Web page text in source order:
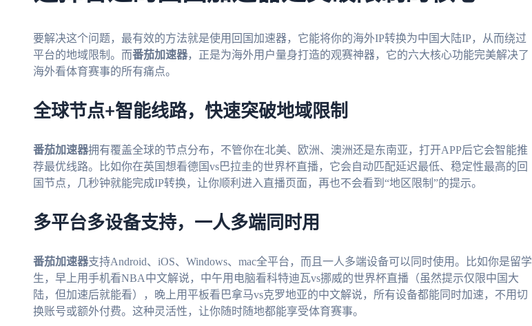
要解决这个问题，最有效的方法就是使用回国加速器，它能将你的海外IP转换为中国大陆IP，从而绕过
平台的地域限制。而番茄加速器，正是为海外用户量身打造的观赛神器，它的六大核心功能完美解决了
海外看体育赛事的所有痛点。
全球节点+智能线路，快速突破地域限制
番茄加速器拥有覆盖全球的节点分布，不管你在北美、欧洲、澳洲还是东南亚，打开APP后它会智能推
荐最优线路。比如你在英国想看德国vs巴拉圭的世界杯直播，它会自动匹配延迟最低、稳定性最高的回
国节点，几秒钟就能完成IP转换，让你顺利进入直播页面，再也不会看到“地区限制”的提示。
多平台多设备支持，一人多端同时用
番茄加速器支持Android、iOS、Windows、mac全平台，而且一人多端设备可以同时使用。比如你是留学
生，早上用手机看NBA中文解说，中午用电脑看科特迪瓦vs挪威的世界杯直播（虽然提示仅限中国大
陆，但加速后就能看），晚上用平板看巴拿马vs克罗地亚的中文解说，所有设备都能同时加速，不用切
换账号或额外付费。这种灵活性，让你随时随地都能享受体育赛事。